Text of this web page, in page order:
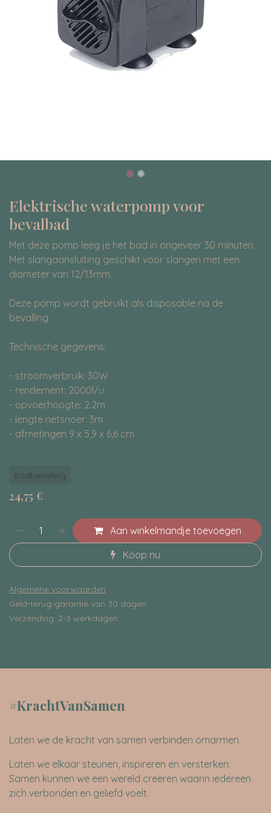
Elektrische waterpomp voor
bevalbad
Met deze pomp leeg je het bad in ongeveer 30 minuten.
Met slangaansluiting geschikt voor slangen met een
diameter van 12/13mm.
Deze pomp wordt gebruikt als disposable na de
bevalling.
Technische gegevens:
- stroomverbruik: 30W
- rendement: 2000l/u
- opvoerhoogte: 2.2m
- lengte netsnoer: 3m
- afmetingen 9 x 5,9 x 6,6 cm
Badbevalling
24,75 €
Aan winkelmandje toevoegen
Koop nu
Algemene voorwaarden
Geld-terug-garantie van 30 dagen
Verzending: 2-3 werkdagen
#KrachtVanSamen
Laten we de kracht van samen verbinden omarmen.
Laten we elkaar steunen, inspireren en versterken.
Samen kunnen we een wereld creëren waarin iedereen
zich verbonden en geliefd voelt.